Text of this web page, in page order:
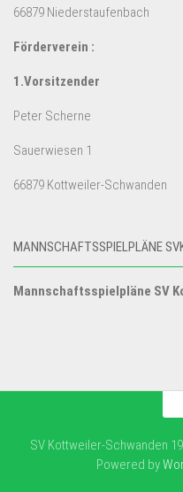
66879 Niederstaufenbach
Förderverein :
1.Vorsitzender
Peter Scherne
Sauerwiesen 1
66879 Kottweiler-Schwanden
MANNSCHAFTSSPIELPLÄNE
Mannschaftsspielpläne SV
SV Kottweiler-Schwanden
Powered by